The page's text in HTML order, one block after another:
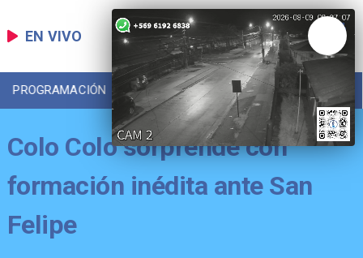
EN VIVO
PROGRAMACIÓN LOCAL DEPORTES
Colo Colo sorprende con
formación inédita ante San
Felipe